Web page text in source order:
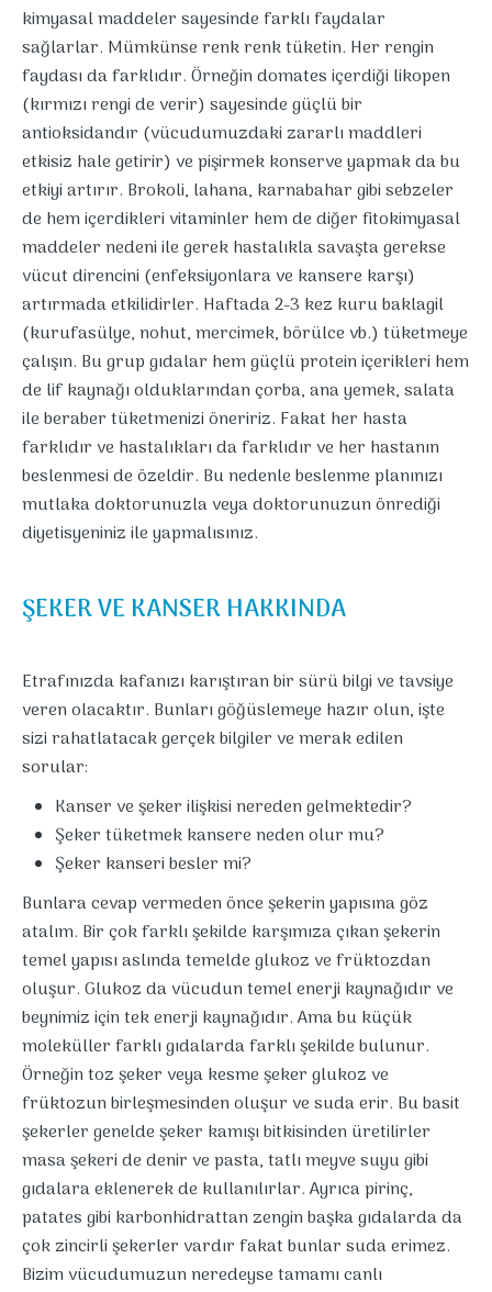
kimyasal maddeler sayesinde farklı faydalar
sağlarlar. Mümkünse renk renk tüketin. Her rengin
faydası da farklıdır. Örneğin domates içerdiği likopen
(kırmızı rengi de verir) sayesinde güçlü bir
antioksidandır (vücudumuzdaki zararlı maddleri
etkisiz hale getirir) ve pişirmek konserve yapmak da bu
etkiyi artırır. Brokoli, lahana, karnabahar gibi sebzeler
de hem içerdikleri vitaminler hem de diğer fitokimyasal
maddeler nedeni ile gerek hastalıkla savaşta gerekse
vücut direncini (enfeksiyonlara ve kansere karşı)
artırmada etkilidirler. Haftada 2-3 kez kuru baklagil
(kurufasülye, nohut, mercimek, börülce vb.) tüketmeye
çalışın. Bu grup gıdalar hem güçlü protein içerikleri hem
de lif kaynağı olduklarından çorba, ana yemek, salata
ile beraber tüketmenizi öneririz. Fakat her hasta
farklıdır ve hastalıkları da farklıdır ve her hastanın
beslenmesi de özeldir. Bu nedenle beslenme planınızı
mutlaka doktorunuzla veya doktorunuzun önrediği
diyetisyeniniz ile yapmalısınız.
ŞEKER VE KANSER HAKKINDA
Etrafınızda kafanızı karıştıran bir sürü bilgi ve tavsiye
veren olacaktır. Bunları göğüslemeye hazır olun, işte
sizi rahatlatacak gerçek bilgiler ve merak edilen
sorular:
Kanser ve şeker ilişkisi nereden gelmektedir?
Şeker tüketmek kansere neden olur mu?
Şeker kanseri besler mi?
Bunlara cevap vermeden önce şekerin yapısına göz
atalım. Bir çok farklı şekilde karşımıza çıkan şekerin
temel yapısı aslında temelde glukoz ve früktozdan
oluşur. Glukoz da vücudun temel enerji kaynağıdır ve
beynimiz için tek enerji kaynağıdır. Ama bu küçük
moleküller farklı gıdalarda farklı şekilde bulunur.
Örneğin toz şeker veya kesme şeker glukoz ve
früktozun birleşmesinden oluşur ve suda erir. Bu basit
şekerler genelde şeker kamışı bitkisinden üretilirler
masa şekeri de denir ve pasta, tatlı meyve suyu gibi
gıdalara eklenerek de kullanılırlar. Ayrıca pirinç,
patates gibi karbonhidrattan zengin başka gıdalarda da
çok zincirli şekerler vardır fakat bunlar suda erimez.
Bizim vücudumuzun neredeyse tamamı canlı